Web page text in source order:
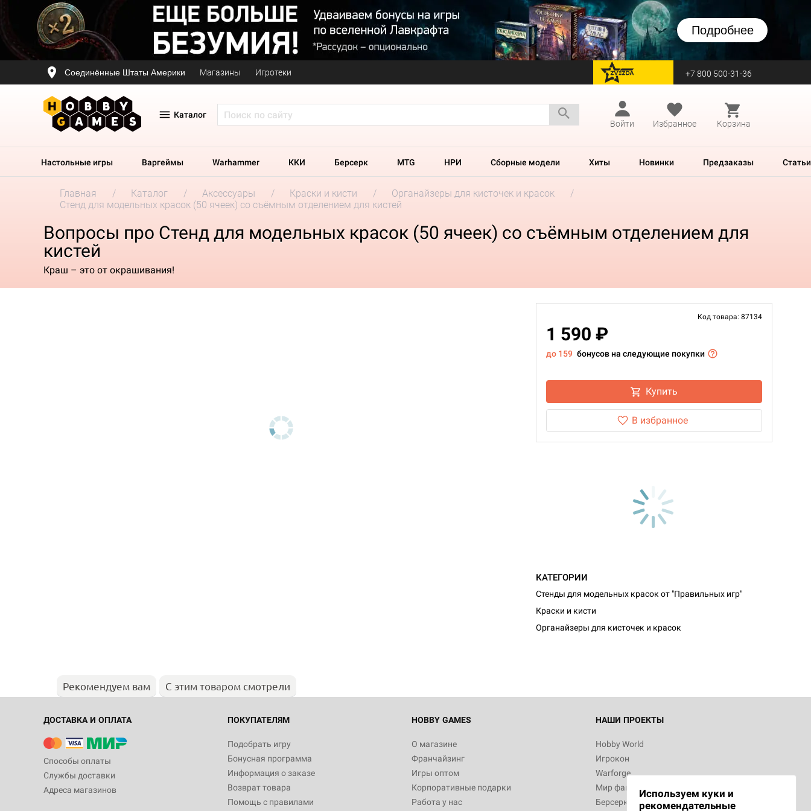
Подробнее
Соединённые Штаты Америки Магазины Игротеки перейти на Zvezda +7 800 500-31-36
Каталог
Войти
Избранное Корзина
Настольные игры Варгеймы Warhammer ККИ Берсерк MTG НРИ Сборные модели Хиты Новинки Предзаказы Статьи
Главная Каталог Аксессуары Краски и кисти
Органайзеры для кисточек и красок
Стенд для модельных красок (50 ячеек) со съёмным отделением для кистей
Вопросы про Стенд для модельных красок (50 ячеек) со съёмным отделением для
кистей
Краш – это от окрашивания!
Код товара: 87134
1 590 ₽
до 159 бонусов на следующие покупки
Купить
В избранное
КАТЕГОРИИ
Стенды для модельных красок от "Правильных игр"
Краски и кисти
Органайзеры для кисточек и красок
Рекомендуем вам С этим товаром смотрели
ДОСТАВКА И ОПЛАТА
Способы оплаты
Службы доставки
Адреса магазинов
ПОКУПАТЕЛЯМ
Подобрать игру
Бонусная программа
Информация о заказе
Возврат товара
Помощь с правилами
HOBBY GAMES
О магазине
Франчайзинг
Игры оптом
Корпоративные подарки
Работа у нас
НАШИ ПРОЕКТЫ
Hobby World
Игрокон
Warforge
Мир фантастики
Берсерк
Используем куки и
рекомендательные